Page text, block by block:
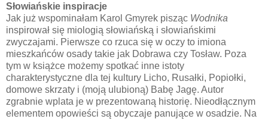
Słowiańskie inspiracje
Jak już wspominałam Karol Gmyrek pisząc Wodnika
inspirował się miologią słowiańską i słowiańskimi
zwyczajami. Pierwsze co rzuca się w oczy to imiona
mieszkańców osady takie jak Dobrawa czy Tosław. Poza
tym w książce możemy spotkać inne istoty
charakterystyczne dla tej kultury Licho, Rusałki, Popiołki,
domowe skrzaty i (moją ulubioną) Babę Jagę. Autor
zgrabnie wplata je w prezentowaną historię. Nieodłącznym
elementem opowieści są obyczaje panujące w osadzie. Na